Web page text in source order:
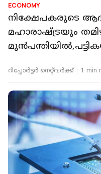
ECONOMY
നിക്ഷേപകരുടെ
മഹാരാഷ്ട്രയും
റിപ്പോർട്ടർ നെറ്റ്‌വര്‍ക്ക്‌ 1 min